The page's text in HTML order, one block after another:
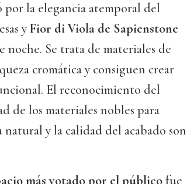
por la elegancia atemporal del
yFior di Viola de Sapienstone
noche. Se trata de materiales de
cromática y consiguen crear
El reconocimiento del
de los materiales nobles para
y la calidad del acabado son
más votado por el públicofue